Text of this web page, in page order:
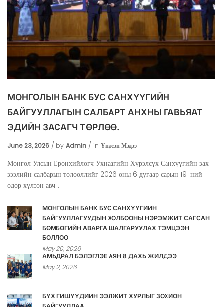
МОНГОЛЫН БАНК БУС САНХҮҮГИЙН
БАЙГУУЛЛАГЫН САЛБАРТ АНХНЫ ГАВЬЯАТ
ЭДИЙН ЗАСАГЧ ТӨРЛӨӨ.
June 23, 2026 by Admin in Үндсэн Мэдээ
Монгол Улсын Ерөнхийлөгч Ухнаагийн Хүрэлсүх Санхүүгийн зах
зээлийн салбарын төлөөллийг 2026 оны 6 дугаар сарын 19-ний
өдөр хүлээн авч...
МОНГОЛЫН БАНК БУС САНХҮҮГИЙН
БАЙГУУЛЛАГУУДЫН ХОЛБООНЫ НЭРЭМЖИТ САГСАН
БӨМБӨГИЙН АВАРГА ШАЛГАРУУЛАХ ТЭМЦЭЭН
БОЛЛОО
May 20, 2026
АМЬДРАЛ БЭЛЭГЛЭЕ АЯН 8 ДАХЬ ЖИЛДЭЭ
May 2, 2026
БҮХ ГИШҮҮДИЙН ЭЭЛЖИТ ХУРЛЫГ ЗОХИОН